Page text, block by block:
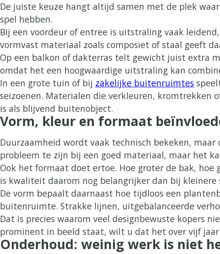
De juiste keuze hangt altijd samen met de plek
spel hebben.
Bij een voordeur of entree is uitstraling vaak
vormvast materiaal zoals composiet of staal geeft
Op een balkon of dakterras telt gewicht juist extra
omdat het een hoogwaardige uitstraling kan
In een grote tuin of bij zakelijke buitenruimtes
seizoenen. Materialen die verkleuren, kromtrekken
is als blijvend buitenobject.
Vorm, kleur en formaat
Duurzaamheid wordt vaak technisch bekeken,
probleem te zijn bij een goed materiaal, maar het
Ook het formaat doet ertoe. Hoe groter de bak,
is kwaliteit daarom nog belangrijker dan bij kleinere
De vorm bepaalt daarnaast hoe tijdloos een
buitenruimte. Strakke lijnen, uitgebalanceerde
Dat is precies waarom veel designbewuste kopers
prominent in beeld staat, wilt u dat het over vijf jaar
Onderhoud: weinig werk is niet